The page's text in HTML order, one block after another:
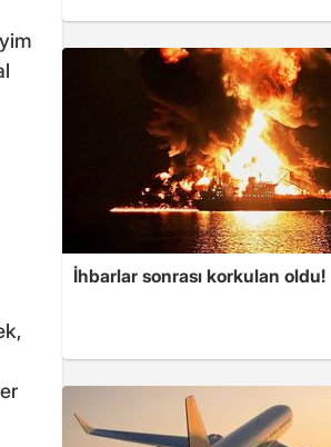
İhbarlar sonrası korkulan oldu!